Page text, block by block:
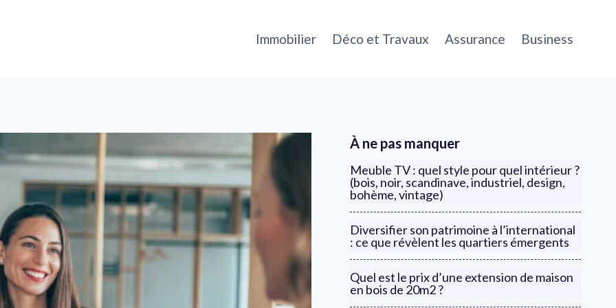
Immobilier Déco et Travaux Assurance Business
À ne pas manquer
Meuble TV : quel style pour quel intérieur ?
(bois, noir, scandinave, industriel, design,
bohème, vintage)
Diversifier son patrimoine à l’international
: ce que révèlent les quartiers émergents
Quel est le prix d’une extension de maison
en bois de 20m2 ?